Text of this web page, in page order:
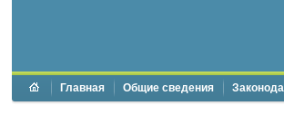
Главная Общие сведения